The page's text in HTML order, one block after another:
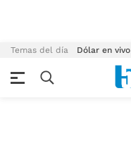
Temas del día Dólar en vivo